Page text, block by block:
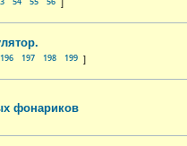
196 197 198 199
фонариков